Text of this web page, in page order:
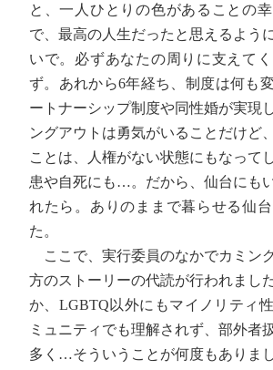
と、一人ひとりの色があることの
で、最高の人生だったと思えるよう
いで。必ずあなたの周りに支えて
ず。あれから6年経ち、制度は何も
ートナーシップ制度や同性婚が実現
ングアウトは勇気がいることだけど
ことは、人権がない状態にもなって
患や自死にも…。だから、仙台にも
れたら。ありのままで暮らせる仙
た。
ここで、実行委員のなかでカミン
方のストーリーの代読が行われまし
か、LGBTQ以外にもマイノリティ
ミュニティでも理解されず、部外者
多く…そういうことが何度もありま